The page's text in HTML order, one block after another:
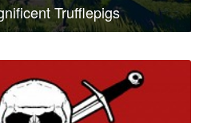
Trufflepigs